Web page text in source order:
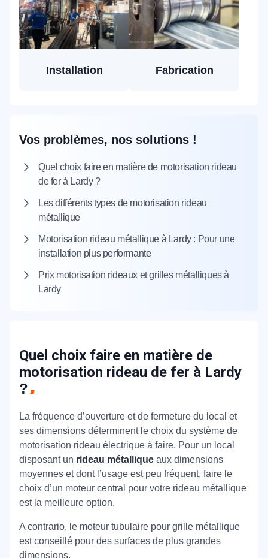
Installation Fabrication
Vos problèmes, nos solutions !
Quel choix faire en matière de motorisation rideau
de fer à Lardy ?
Les différents types de motorisation rideau
métallique
Motorisation rideau métallique à Lardy : Pour une
installation plus performante
Prix motorisation rideaux et grilles métalliques à
Lardy
Quel choix faire en matière de
motorisation rideau de fer à Lardy
?
La fréquence d’ouverture et de fermeture du local et
ses dimensions déterminent le choix du système de
motorisation rideau électrique à faire. Pour un local
disposant un rideau métallique aux dimensions
moyennes et dont l’usage est peu fréquent, faire le
choix d’un moteur central pour votre rideau métallique
est la meilleure option.
A contrario, le moteur tubulaire pour grille métallique
est conseillé pour des surfaces de plus grandes
dimensions.